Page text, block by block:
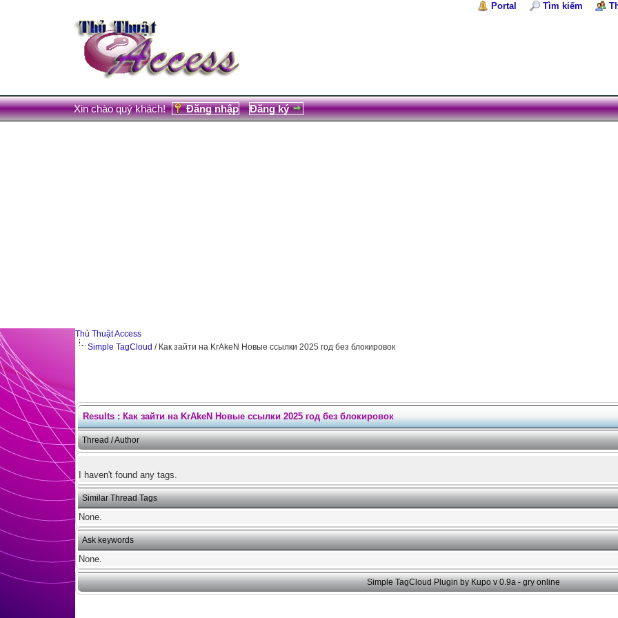
Portal Tìm kiếm
Xin chào quý khách! Đăng nhập Đăng ký
Thủ Thuật Access
Simple TagCloud / Как зайти на KrAkeN Новые ссылки 2025 год без блокировок
Results : Как зайти на KrAkeN Новые ссылки 2025 год без блокировок
Thread / Author
I haven't found any tags.
Similar Thread Tags
None.
Ask keywords
None.
Simple TagCloud Plugin by Kupo v 0.9a -gry online